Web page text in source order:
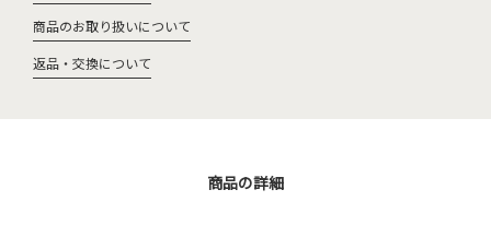
商品のお取り扱いについて
返品・交換について
商品の詳細